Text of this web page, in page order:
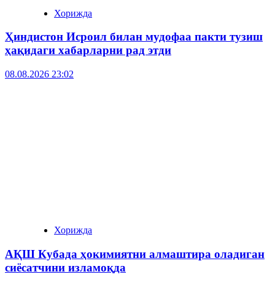
Хорижда
Ҳиндистон Исроил билан мудофаа пакти тузиш
ҳақидаги хабарларни рад этди
08.08.2026 23:02
Хорижда
АҚШ Кубада ҳокимиятни алмаштира оладиган
сиёсатчини изламоқда